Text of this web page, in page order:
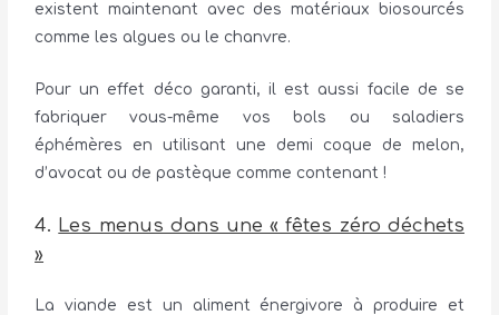
existent maintenant avec des matériaux biosourcés
comme les algues ou le chanvre.
Pour un effet déco garanti, il est aussi facile de se
fabriquer vous-même vos bols ou saladiers
éphémères en utilisant une demi coque de melon,
d’avocat ou de pastèque comme contenant !
4. Les menus dans une « fêtes zéro déchets
»
La viande est un aliment énergivore à produire et